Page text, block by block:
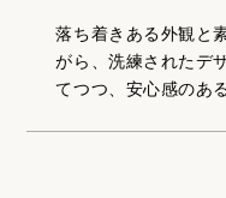
落ち着きある外観と
がら、洗練されたデ
てつつ、安心感のあ